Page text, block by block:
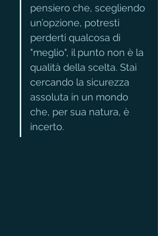
pensiero che, scegliendo
un’opzione, potresti
perderti qualcosa di
"meglio", il punto non è la
qualità della scelta. Stai
cercando la sicurezza
assoluta in un mondo
che, per sua natura, è
incerto.